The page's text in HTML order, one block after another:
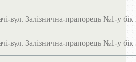
вул. Залізнична-прапорець №1-у
вул. Залізнична-прапорець №1-у бік